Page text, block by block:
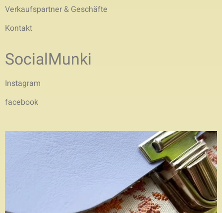
Verkaufspartner & Geschäfte
Kontakt
SocialMunki
Instagram
facebook